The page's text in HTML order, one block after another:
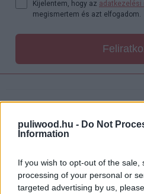
puliwood.hu - Do Not
Information
If you wish to opt-out of the
processing of your personal or
targeted advertising by us,
Kijelentem, hogy az adatkezelési
megismertem és azt elfogadom.
#bohóc
#teaser #trailer